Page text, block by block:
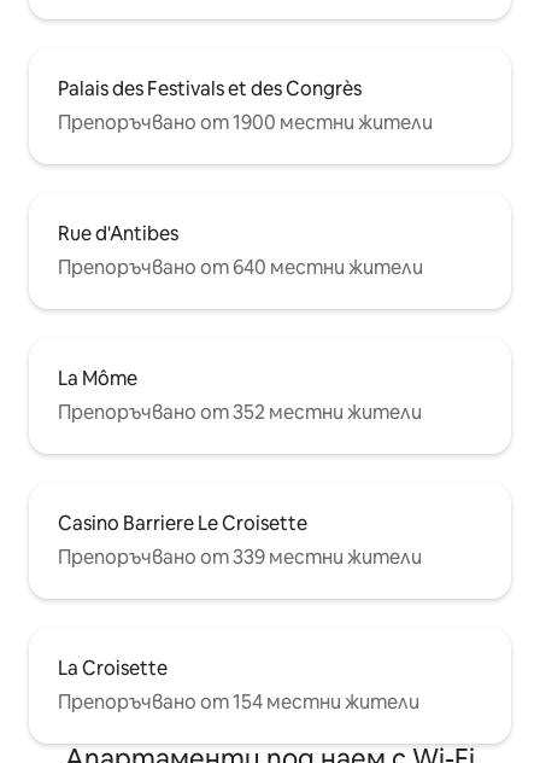
Palais des Festivals et des Congrès
Препоръчвано от 1900 местни жители
Rue d'Antibes
Препоръчвано от 640 местни жители
La Môme
Препоръчвано от 352 местни жители
Casino Barriere Le Croisette
Препоръчвано от 339 местни жители
La Croisette
Препоръчвано от 154 местни жители